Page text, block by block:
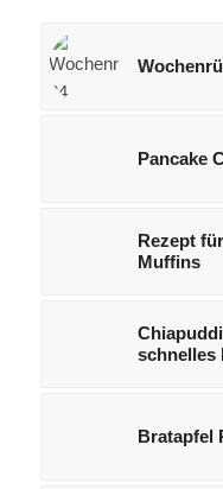
Pancake
Rezept
Muffins
schnelles
Bratapfel